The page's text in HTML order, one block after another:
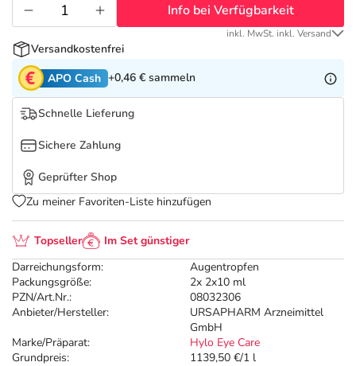
Tierapotheke
Vitamine & Mineralstoffe
Marken
Salus Deals
Topseller
Im Set günstiger
Darreichungsform:
Augentropfen
Packungsgröße:
2x 2x10 ml
PZN/Art.Nr.:
08032306
Anbieter/Hersteller:
URSAPHARM Arzneimittel
GmbH
Marke/Präparat:
Hylo Eye Care
Grundpreis:
1139,50 €/1 l
Info bei Verfügbarkeit
inkl. MwSt. inkl. Versand
Versandkostenfrei
APO Cash +0,46 € sammeln
Schnelle Lieferung
Sichere Zahlung
Geprüfter Shop
Zu meiner Favoriten-Liste hinzufügen